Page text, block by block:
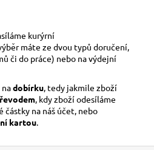
kurýrní
výběr máte ze dvou typů doručení,
či do práce) nebo na výdejní
dobírku , tedy jakmile zboží
, kdy zboží odesíláme
částky na náš účet, nebo
kartou